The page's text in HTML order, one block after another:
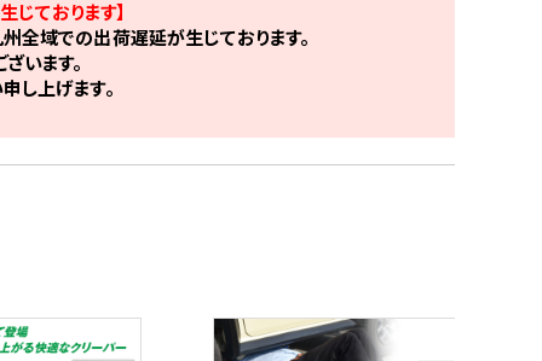
ております】
全域での出荷遅延が生じております。
います。
し上げます。